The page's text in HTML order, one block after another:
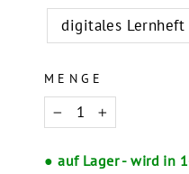
digitales Lernheft
MENGE
− +
● auf Lager - wird in